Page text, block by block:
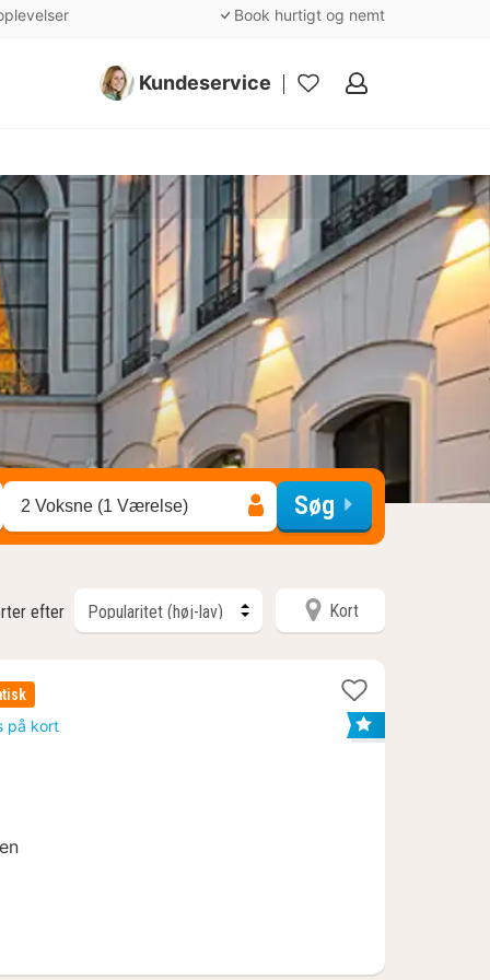
Book hurtigt og nemt
Kundeservice
Mine
2 Voksne (1 Værelse) Søg
efter Kort
på kort